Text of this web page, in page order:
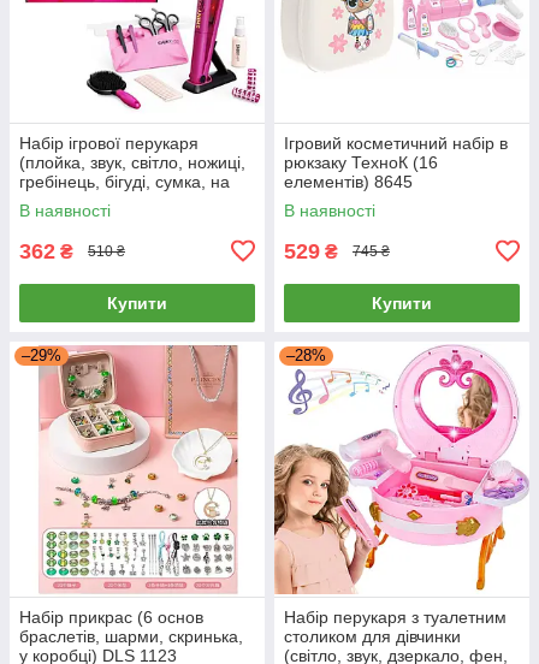
Набір ігрової перукаря
(плойка, звук, світло, ножиці,
гребінець, бігуді, сумка, на
батарейці) 626031
В наявності
362 ₴ 510 ₴
Купити
Ігровий косметичний набір в
рюкзаку ТехноК (16
елементів) 8645
В наявності
529 ₴ 745 ₴
Купити
–29%
Набір прикрас (6 основ
браслетів, шарми, скринька,
у коробці) DLS 1123
–28%
Набір перукаря з туалетним
столиком для дівчинки
(світло, звук, дзеркало, фен,